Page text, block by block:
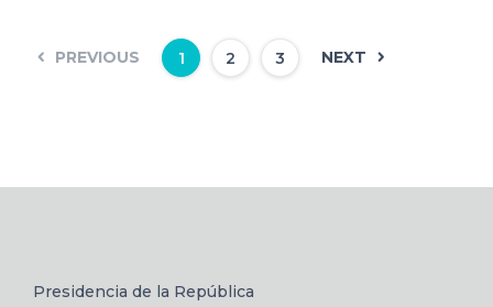
PREVIOUS 1 2 3 NEXT
Presidencia de la República